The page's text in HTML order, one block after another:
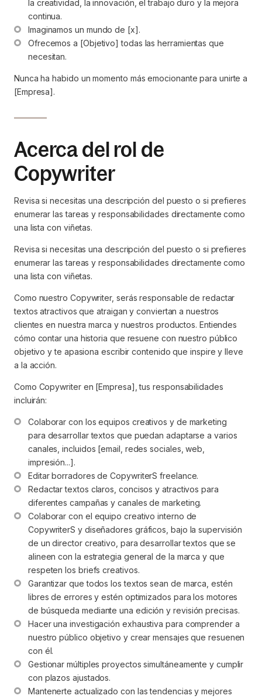
la creatividad, la innovación, el trabajo duro y la mejora
continua.
Imaginamos un mundo de [x].
Ofrecemos a [Objetivo] todas las herramientas que
necesitan.
Nunca ha habido un momento más emocionante para unirte a
[Empresa].
Acerca del rol de
Copywriter
Revisa si necesitas una descripción del puesto o si prefieres
enumerar las tareas y responsabilidades directamente como
una lista con viñetas.
Revisa si necesitas una descripción del puesto o si prefieres
enumerar las tareas y responsabilidades directamente como
una lista con viñetas.
Como nuestro Copywriter, serás responsable de redactar
textos atractivos que atraigan y conviertan a nuestros
clientes en nuestra marca y nuestros productos. Entiendes
cómo contar una historia que resuene con nuestro público
objetivo y te apasiona escribir contenido que inspire y lleve
a la acción.
Como Copywriter en [Empresa], tus responsabilidades
incluirán:
Colaborar con los equipos creativos y de marketing
para desarrollar textos que puedan adaptarse a varios
canales, incluidos [email, redes sociales, web,
impresión...].
Editar borradores de CopywriterS freelance.
Redactar textos claros, concisos y atractivos para
diferentes campañas y canales de marketing.
Colaborar con el equipo creativo interno de
CopywriterS y diseñadores gráficos, bajo la supervisión
de un director creativo, para desarrollar textos que se
alineen con la estrategia general de la marca y que
respeten los briefs creativos.
Garantizar que todos los textos sean de marca, estén
libres de errores y estén optimizados para los motores
de búsqueda mediante una edición y revisión precisas.
Hacer una investigación exhaustiva para comprender a
nuestro público objetivo y crear mensajes que resuenen
con él.
Gestionar múltiples proyectos simultáneamente y cumplir
con plazos ajustados.
Mantenerte actualizado con las tendencias y mejores